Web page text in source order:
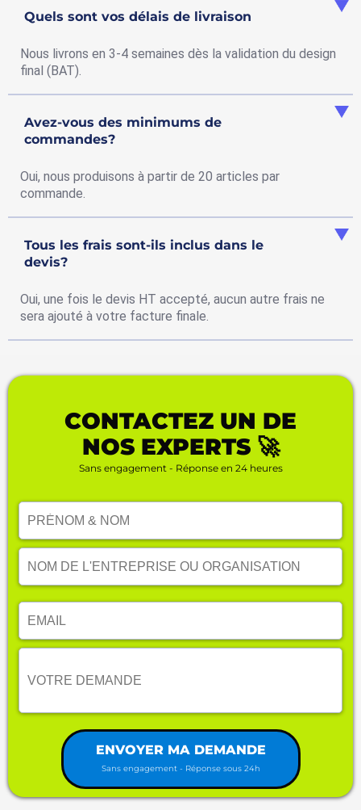
Quels sont vos délais de livraison
Nous livrons en 3-4 semaines dès la validation du design
final (BAT).
Avez-vous des minimums de
commandes?
Oui, nous produisons à partir de 20 articles par
commande.
Tous les frais sont-ils inclus dans le
devis?
Oui, une fois le devis HT accepté, aucun autre frais ne
sera ajouté à votre facture finale.
CONTACTEZ UN DE
NOS EXPERTS 🚀
Sans engagement - Réponse en 24 heures
ENVOYER MA DEMANDE
Sans engagement - Réponse sous 24h